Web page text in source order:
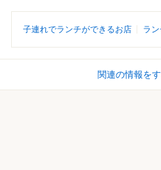
子連れでランチができるお店 ラ
関連の情報を